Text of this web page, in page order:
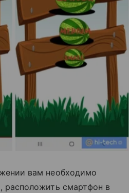
вам необходимо
расположить смартфон в